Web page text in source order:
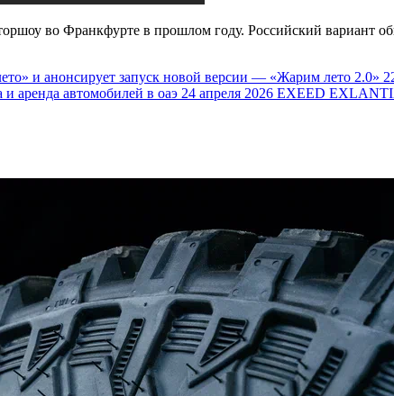
во Франкфурте в прошлом году. Российский вариант
и анонсирует запуск новой версии — «Жарим лето 2.0»
аренда автомобилей в оаэ 24 апреля 2026 EXEED